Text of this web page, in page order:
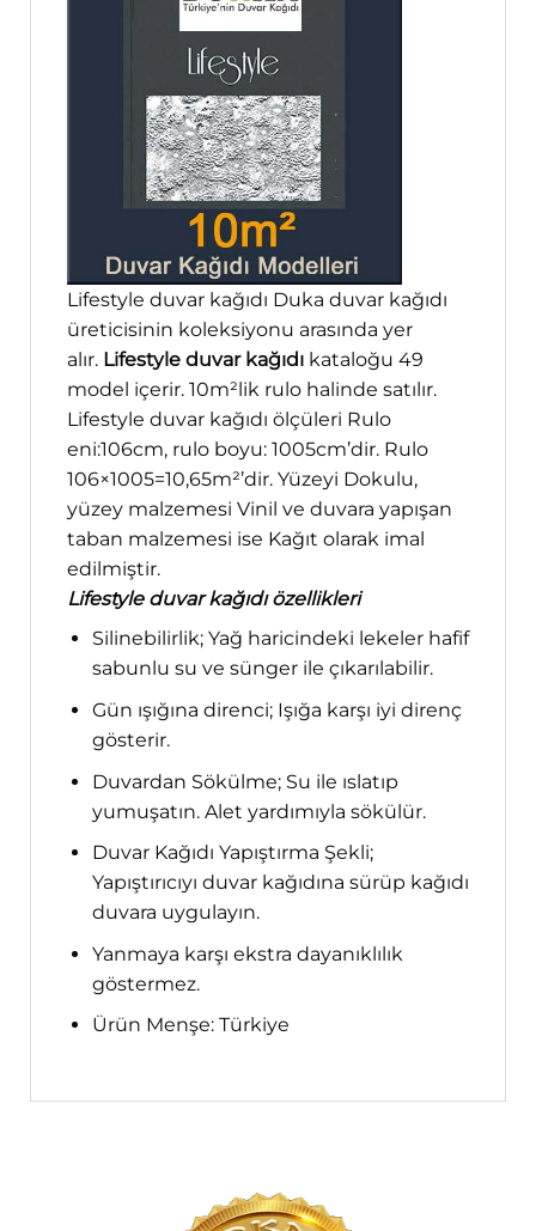
Lifestyle duvar kağıdı Duka duvar kağıdı
üreticisinin koleksiyonu arasında yer
alır. Lifestyle duvar kağıdı kataloğu 49
model içerir. 10m²lik rulo halinde satılır.
Lifestyle duvar kağıdı ölçüleri Rulo
eni:106cm, rulo boyu: 1005cm’dir. Rulo
106×1005=10,65m²’dir. Yüzeyi Dokulu,
yüzey malzemesi Vinil ve duvara yapışan
taban malzemesi ise Kağıt olarak imal
edilmiştir.
Lifestyle duvar kağıdı özellikleri
Silinebilirlik; Yağ haricindeki lekeler hafif
sabunlu su ve sünger ile çıkarılabilir.
Gün ışığına direnci; Işığa karşı iyi direnç
gösterir.
Duvardan Sökülme; Su ile ıslatıp
yumuşatın. Alet yardımıyla sökülür.
Duvar Kağıdı Yapıştırma Şekli;
Yapıştırıcıyı duvar kağıdına sürüp kağıdı
duvara uygulayın.
Yanmaya karşı ekstra dayanıklılık
göstermez.
Ürün Menşe: Türkiye